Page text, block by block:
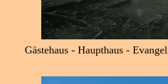
Gästehaus - Haupthaus -